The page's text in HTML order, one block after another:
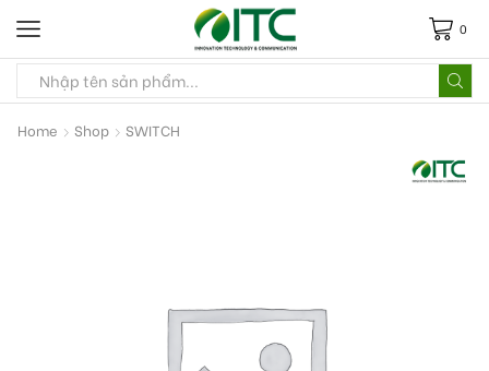
0
Home Shop SWITCH